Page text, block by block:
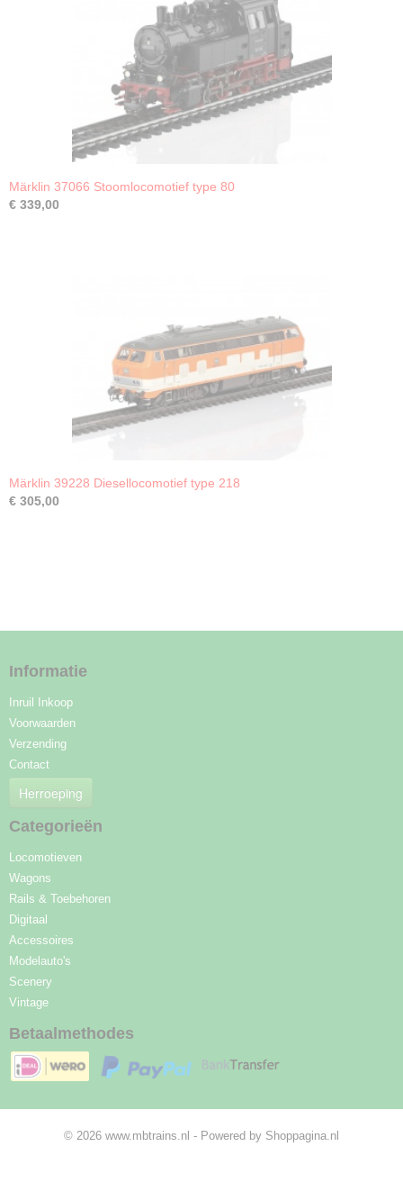
Märklin 37066 Stoomlocomotief type 80
€ 339,00
Märklin 39228 Diesellocomotief type 218
€ 305,00
Informatie
Inruil Inkoop
Voorwaarden
Verzending
Contact
Herroeping
Categorieën
Locomotieven
Wagons
Rails & Toebehoren
Digitaal
Accessoires
Modelauto's
Scenery
Vintage
Betaalmethodes
© 2026 www.mbtrains.nl - Powered by Shoppagina.nl